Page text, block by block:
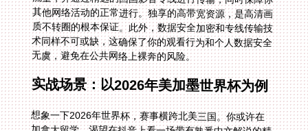
无虞，避免在公共网络上裸奔的风险。
实战场景：以2026年美加墨世界杯为例
想象一下2026年世界杯，赛事横跨北美三国。你或许在
加拿大留学，渴望在抖音上看一场带有熟悉中文解说的精
彩回放，却遇到“在加拿大看抖音世界杯中文直播仅限中
国大陆”的阻拦。此时，你只需在设备上开启加速器，选
择“智能模式”或“影音加速”，它便会为你构建一条直达国
内的高速通道。瞬间，抖音直播间的热闹氛围、解说员的